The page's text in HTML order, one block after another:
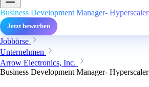
Business Development Manager-
Jetzt bewerben
Jobbörse
Unternehmen
Arrow Electronics, Inc.
Business Development Manager-